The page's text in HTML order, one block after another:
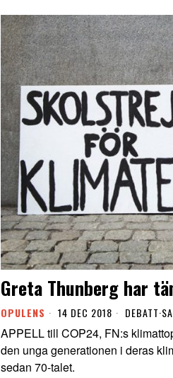
Greta Thunberg har
OPULENS 14 DEC 2018 DEBATT·
APPELL till COP24, FN:s
den unga generationen i deras
sedan 70-talet.